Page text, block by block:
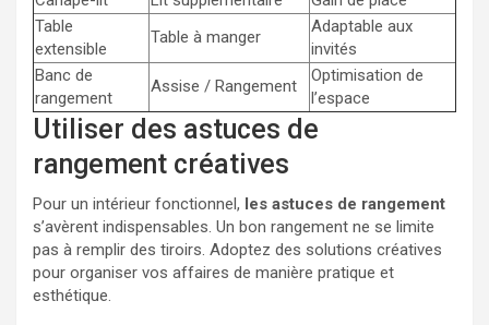
Table
extensible
Table à manger
Adaptable aux
invités
Banc de
rangement
Assise / Rangement
Optimisation de
l’espace
Utiliser des astuces de
rangement créatives
Pour un intérieur fonctionnel, les astuces de rangement
s’avèrent indispensables. Un bon rangement ne se limite
pas à remplir des tiroirs. Adoptez des solutions créatives
pour organiser vos affaires de manière pratique et
esthétique.